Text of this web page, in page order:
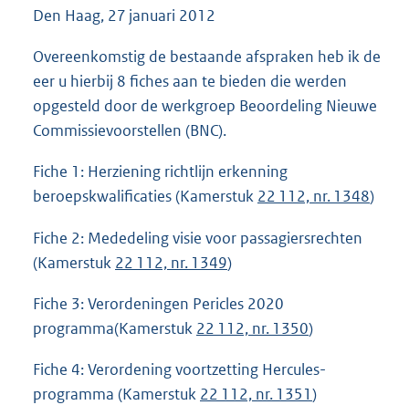
Den Haag, 27 januari 2012
Overeenkomstig de bestaande afspraken heb ik de
eer u hierbij 8 fiches aan te bieden die werden
opgesteld door de werkgroep Beoordeling Nieuwe
Commissievoorstellen (BNC).
Fiche 1: Herziening richtlijn erkenning
beroepskwalificaties (Kamerstuk 22 112, nr. 1348)
Fiche 2: Mededeling visie voor passagiersrechten
(Kamerstuk 22 112, nr. 1349)
Fiche 3: Verordeningen Pericles 2020
programma(Kamerstuk 22 112, nr. 1350)
Fiche 4: Verordening voortzetting Hercules-
programma (Kamerstuk 22 112, nr. 1351)